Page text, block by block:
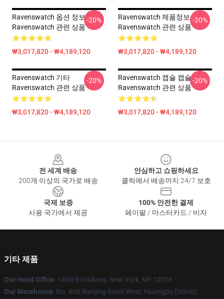
Ravenswatch 옵션 정보
Ravenswatch 관련 상품
₩3,017,820 - ₩4,189,120
-20%
Ravenswatch 제품정보
Ravenswatch 관련 상품
₩3,017,820 - ₩4,189,120
-20%
Ravenswatch 기타
Ravenswatch 관련 상품
₩3,017,820 - ₩4,189,120
-20%
Ravenswatch 캡슐 캡슐
Ravenswatch 관련 상품
₩3,017,820 - ₩4,189,120
-20%
전 세계 배송
200개 이상의 국가로 배송
안심하고 쇼핑하세요
클릭에서 배송까지 24/7 보호
국제 보증
사용 국가에서 제공
100% 안전한 결제
페이팔 / 마스터카드 / 비자
기타 제품
Our Head Office: 1460 Broadway, New York, NY 10036
Our Warehouse: No. 606 Nanjing Road West, Huangpu District,